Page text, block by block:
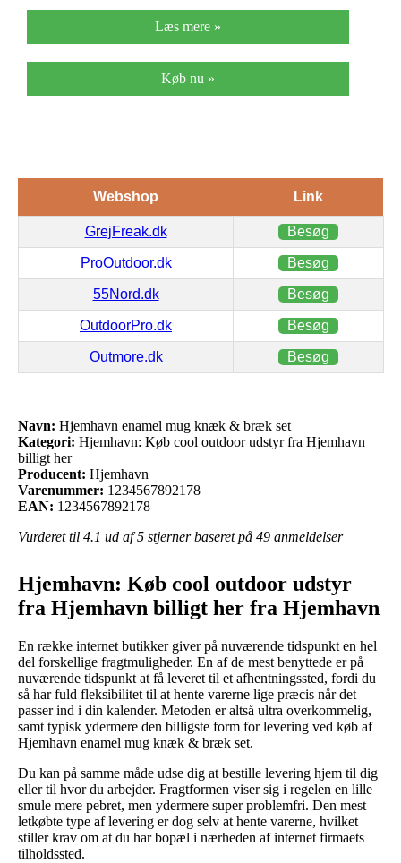
Læs mere »
Køb nu »
Webshop Link
GrejFreak.dk Besøg
ProOutdoor.dk Besøg
55Nord.dk Besøg
OutdoorPro.dk Besøg
Outmore.dk Besøg
Navn: Hjemhavn enamel mug knæk & bræk set
Kategori: Hjemhavn: Køb cool outdoor udstyr fra Hjemhavn
billigt her
Producent: Hjemhavn
Varenummer: 1234567892178
EAN: 1234567892178
Vurderet til 4.1 ud af 5 stjerner baseret på 49 anmeldelser
Hjemhavn: Køb cool outdoor udstyr
fra Hjemhavn billigt her fra Hjemhavn
En række internet butikker giver på nuværende tidspunkt en hel
del forskellige fragtmuligheder. En af de mest benyttede er på
nuværende tidspunkt at få leveret til et afhentningssted, fordi du
så har fuld fleksibilitet til at hente varerne lige præcis når det
passer ind i din kalender. Metoden er altså ultra overkommelig,
samt typisk ydermere den billigste form for levering ved køb af
Hjemhavn enamel mug knæk & bræk set.
Du kan på samme måde udse dig at bestille levering hjem til dig
eller til hvor du arbejder. Fragtformen viser sig i regelen en lille
smule mere pebret, men ydermere super problemfri. Den mest
letkøbte type af levering er dog selv at hente varerne, hvilket
stiller krav om at du har bopæl i nærheden af internet firmaets
tilholdssted.